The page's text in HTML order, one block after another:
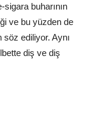
buharının
ve bu yüzden de
ediliyor. Aynı
diş ve diş